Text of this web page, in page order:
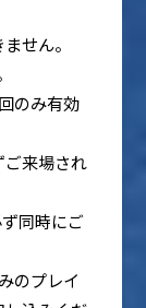
せん。
のみ有効
来場され
同時にご
のプレイ